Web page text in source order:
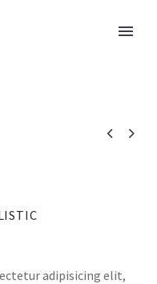
 
adipisicing elit,